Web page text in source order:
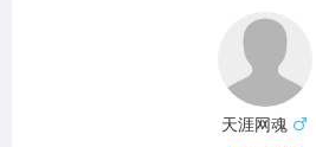
天涯网魂